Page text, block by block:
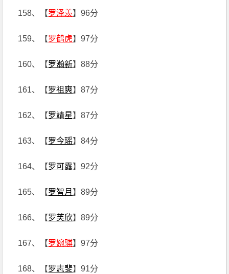
158、【罗泽羡】96分
159、【罗鹤虎】97分
160、【罗瀚新】88分
161、【罗祖爽】87分
162、【罗靖星】87分
163、【罗今瑶】84分
164、【罗可露】92分
165、【罗智月 】89分
166、【罗芙欣】89分
167、【罗婉骐】97分
168、【罗志斐】91分